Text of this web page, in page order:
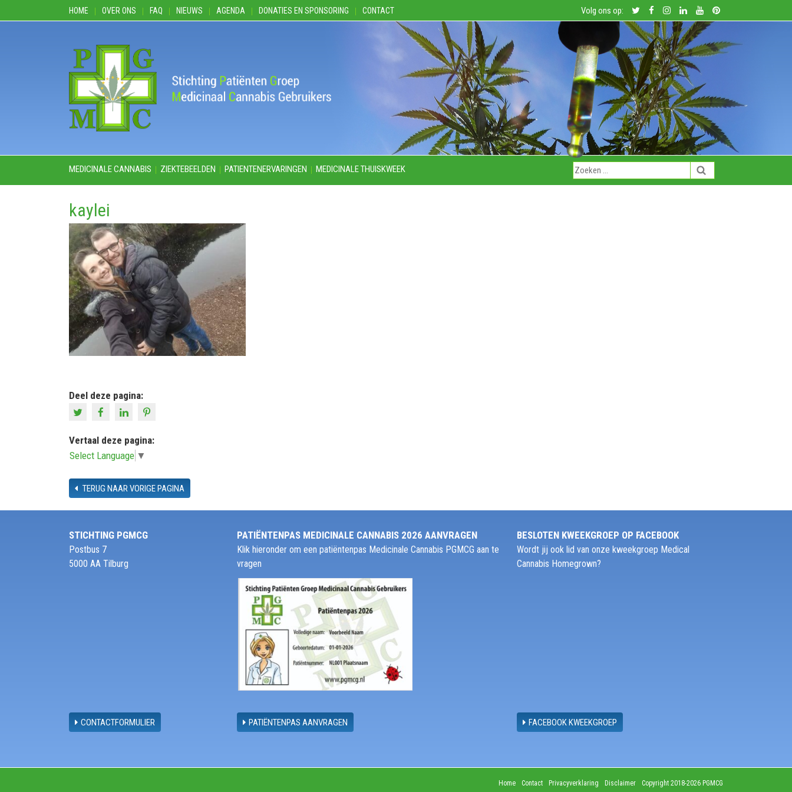
HOME OVER ONS FAQ NIEUWS AGENDA DONATIES EN SPONSORING CONTACT Volg ons op:
MEDICINALE CANNABIS ZIEKTEBEELDEN PATIENTENERVARINGEN MEDICINALE THUISKWEEK
kaylei
Deel deze pagina:
Vertaal deze pagina:
Select Language ▼
TERUG NAAR VORIGE PAGINA
STICHTING PGMCG
Postbus 7
5000 AA Tilburg
CONTACTFORMULIER
PATIËNTENPAS MEDICINALE CANNABIS 2026 AANVRAGEN
Klik hieronder om een patiëntenpas Medicinale Cannabis PGMCG aan te
vragen
PATIËNTENPAS AANVRAGEN
BESLOTEN KWEEKGROEP OP FACEBOOK
Wordt jij ook lid van onze kweekgroep Medical
Cannabis Homegrown?
FACEBOOK KWEEKGROEP
Home Contact Privacyverklaring Disclaimer Copyright 2018-2026 PGMCG